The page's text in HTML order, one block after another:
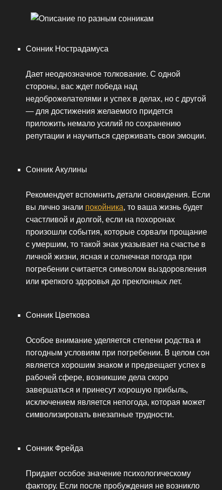
Сонник Нострадамуса
Дает неоднозначное толкование. С одной
стороны, вас ждет победа над
недоброжелателями и успех в делах, но с другой
— для достижения желаемого придется
приложить немало усилий по сохранению
репутации и научиться сдерживать свои эмоции.
Сонник Акулины
Рекомендует вспомнить детали сновидения. Если
вы лично знали покойника, то ваша жизнь будет
счастливой и долгой, если на похоронах
произошли события, которые сорвали прощание
с умершим, то такой знак указывает на счастье в
личной жизни, ясная и солнечная погода при
погребении считается символом выздоровления
или крепкого здоровья до преклонных лет.
Сонник Цветкова
Особое внимание уделяется степени родства и
погодным условиям при погребении. В целом сон
является хорошим знаком и предвещает успех в
рабочей сфере, возникшие дела скоро
завершаться и принесут хорошую прибыль,
исключением является непогода, которая может
символизировать внезапные трудности.
Сонник Фрейда
Придает особое значение психологическому
фактору. Если после пробуждения не возникло